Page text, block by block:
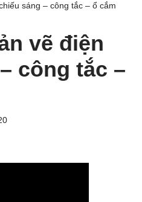
sáng – công tắc – ổ cắm
vẽ điện
công tắc –